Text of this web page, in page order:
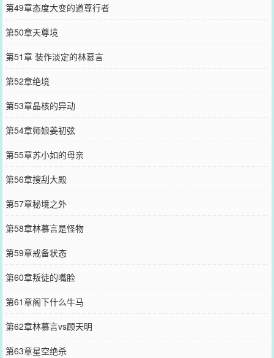
第49章态度大变的道尊行者
第50章天尊境
第51章 装作淡定的林慕言
第52章绝境
第53章晶核的异动
第54章师娘姜初弦
第55章苏小如的母亲
第56章搜刮大殿
第57章秘境之外
第58章林慕言是怪物
第59章戒备状态
第60章叛徒的嘴脸
第61章阁下什么牛马
第62章林慕言vs顾天明
第63章星空绝杀